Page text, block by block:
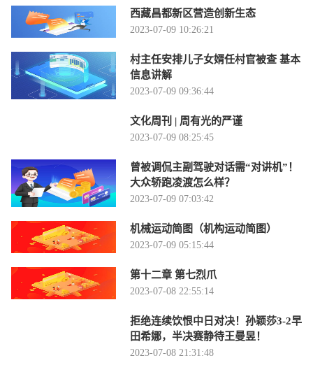
西藏昌都新区营造创新生态
2023-07-09 10:26:21
村主任安排儿子女婿任村官被查 基本
信息讲解
2023-07-09 09:36:44
文化周刊 | 周有光的严谨
2023-07-09 08:25:45
曾被调侃主副驾驶对话需“对讲机”！
大众轿跑凌渡怎么样？
2023-07-09 07:03:42
机械运动简图（机构运动简图）
2023-07-09 05:15:44
第十二章 第七烈爪
2023-07-08 22:55:14
拒绝连续饮恨中日对决！孙颖莎3-2早
田希娜，半决赛静待王曼昱！
2023-07-08 21:31:48